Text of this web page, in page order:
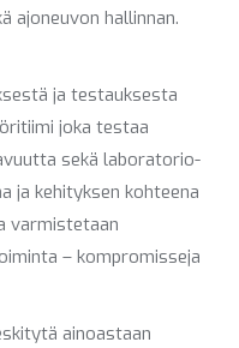
ajoneuvon hallinnan.
ja testauksesta
joka testaa
sekä laboratorio-
ja kehityksen kohteena
varmistetaan
– kompromisseja
ainoastaan